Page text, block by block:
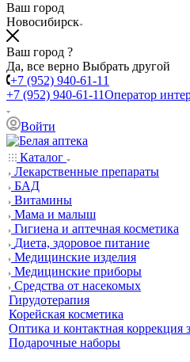
Ваш город
Новосибирск
Ваш город ?
Да, все верно Выбрать другой
+7 (952) 940-61-11
+7 (952) 940-61-11Оператор
Войти
Каталог
Лекарственные препараты
БАД
Витамины
Мама и малыш
Гигиена и аптечная косметика
Диета, здоровое питание
Медицинские изделия
Медицинские приборы
Средства от насекомых
Гирудотерапия
Корейская косметика
Оптика и контактная коррекция
Подарочные наборы